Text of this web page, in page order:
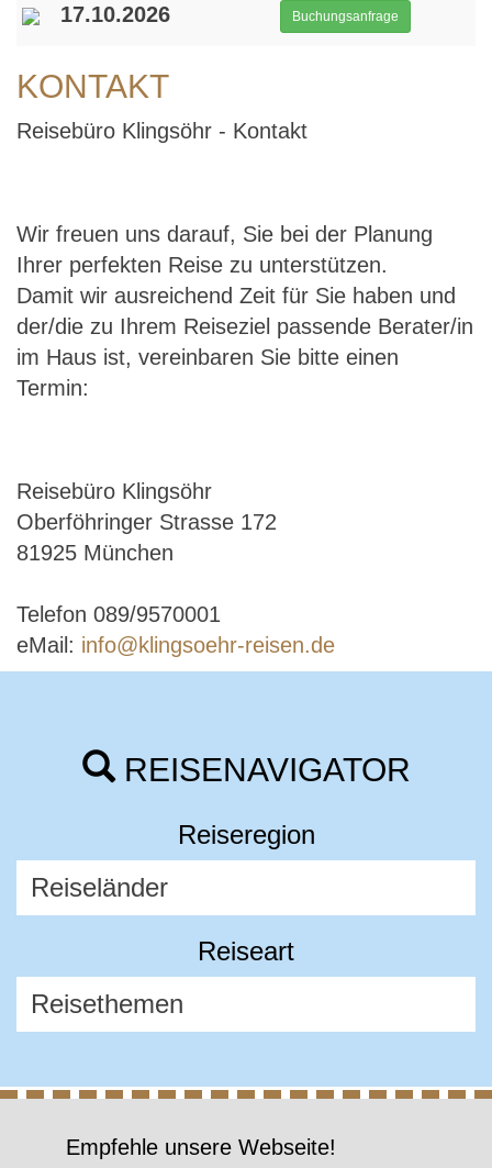
17.10.2026 Buchungsanfrage
KONTAKT
Reisebüro Klingsöhr - Kontakt
Wir freuen uns darauf, Sie bei der Planung
Ihrer perfekten Reise zu unterstützen.
Damit wir ausreichend Zeit für Sie haben und
der/die zu Ihrem Reiseziel passende Berater/in
im Haus ist, vereinbaren Sie bitte einen
Termin:
Reisebüro Klingsöhr
Oberföhringer Strasse 172
81925 München
Telefon 089/9570001
eMail: info@klingsoehr-reisen.de
REISENAVIGATOR
Reiseregion
Reiseart
Empfehle unsere Webseite!